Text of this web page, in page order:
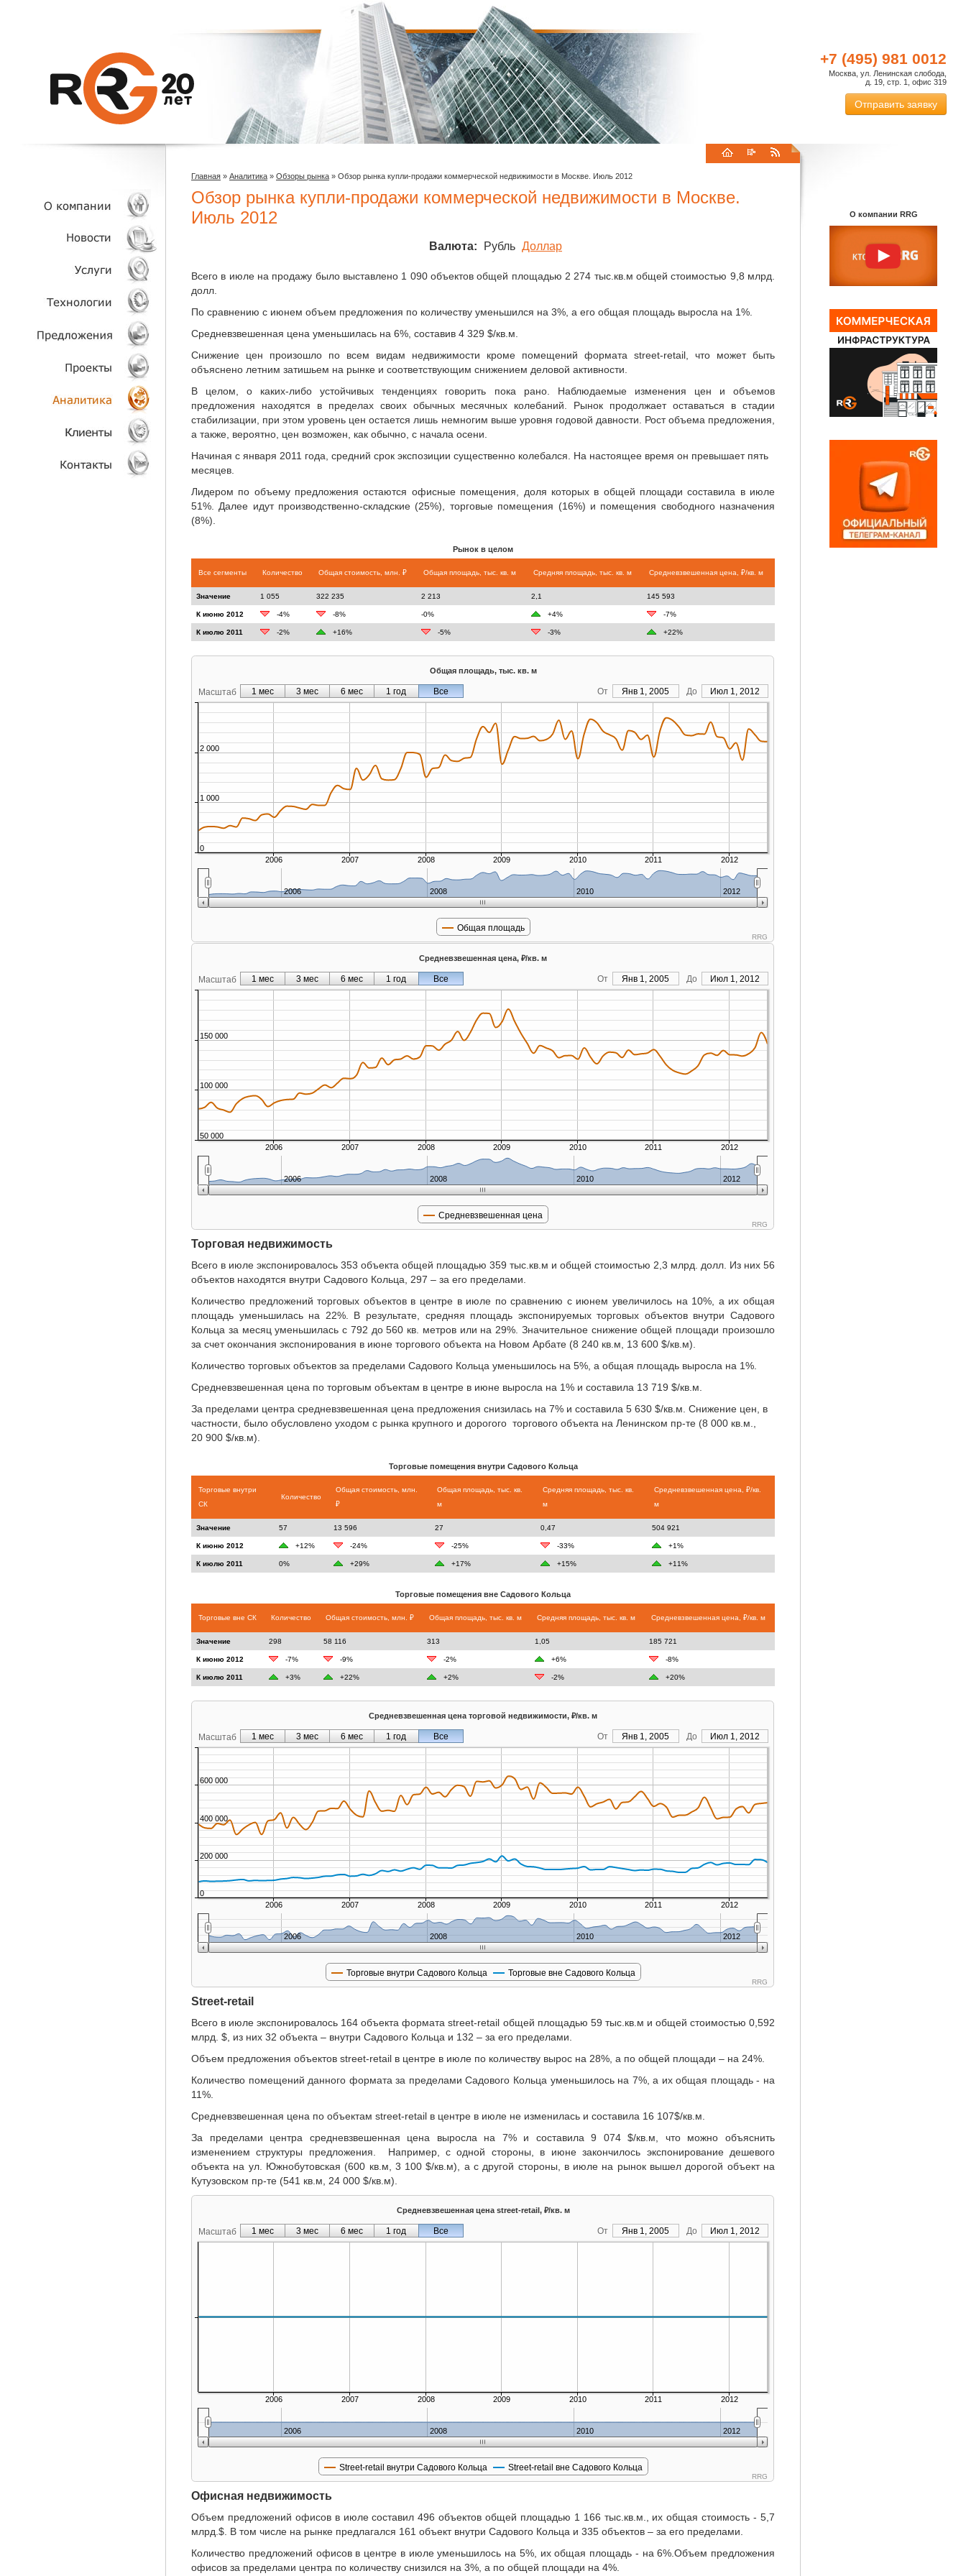
+7 (495) 981 0012
Москва, ул. Ленинская слобода,
д. 19, стр. 1, офис 319
Отправить заявку
О КОМПАНИИ
НОВОСТИ
УСЛУГИ
ТЕХНОЛОГИИ
ОБЪЕКТЫ
ПРОЕКТЫ
АНАЛИТИКА
КЛИЕНТЫ
Главная » Аналитика » Обзоры рынка » Обзор рынка купли-продажи коммерческой недвижимости в Москве. Июль 2012
Обзор рынка купли-продажи коммерческой недвижимости в Москве.
Июль 2012
Валюта: Рубль Доллар
Всего в июле на продажу было выставлено 1 090 объектов общей площадью 2 274 тыс.кв.м общей стоимостью 9,8 млрд.
долл.
По сравнению с июнем объем предложения по количеству уменьшился на 3%, а его общая площадь выросла на 1%.
Средневзвешенная цена уменьшилась на 6%, составив 4 329 $/кв.м.
Снижение цен произошло по всем видам недвижимости кроме помещений формата street-retail, что может быть
объяснено летним затишьем на рынке и соответствующим снижением деловой активности.
В целом, о каких-либо устойчивых тенденциях говорить пока рано. Наблюдаемые изменения цен и объемов
предложения находятся в пределах своих обычных месячных колебаний. Рынок продолжает оставаться в стадии
стабилизации, при этом уровень цен остается лишь немногим выше уровня годовой давности. Рост объема предложения,
а также, вероятно, цен возможен, как обычно, с начала осени.
Начиная с января 2011 года, средний срок экспозиции существенно колебался. На настоящее время он превышает пять
месяцев.
Лидером по объему предложения остаются офисные помещения, доля которых в общей площади составила в июле
51%. Далее идут производственно-складские (25%), торговые помещения (16%) и помещения свободного назначения
(8%).
Рынок в целом
Все сегменты Количество Общая стоимость, млн. ₽ Общая площадь, тыс. кв. м Средняя площадь, тыс. кв. м Средневзвешенная цена, ₽/кв. м
Значение 1 055 322 235 2 213 2,1 145 593
К июню 2012 -4% -8% -0% +4% -7%
К июлю 2011 -2% +16% -5% -3% +22%
Масштаб От Янв 1, 2005 До Июл 1, 2012
Общая площадь, тыс. кв. м
Общая площадь
2006 2007 2008 2009 2010 2011 2012
0
1 000
2 000
2006 2008 2010 2012
1 мес 3 мес 6 мес 1 год Все
RRG
Масштаб От Янв 1, 2005 До Июл 1, 2012
Средневзвешенная цена, ₽/кв. м
Средневзвешенная цена
2006 2007 2008 2009 2010 2011 2012
50 000
100 000
150 000
2006 2008 2010 2012
1 мес 3 мес 6 мес 1 год Все
RRG
Торговая недвижимость
Всего в июле экспонировалось 353 объекта общей площадью 359 тыс.кв.м и общей стоимостью 2,3 млрд. долл. Из них 56
объектов находятся внутри Садового Кольца, 297 – за его пределами.
Количество предложений торговых объектов в центре в июле по сравнению с июнем увеличилось на 10%, а их общая
площадь уменьшилась на 22%. В результате, средняя площадь экспонируемых торговых объектов внутри Садового
Кольца за месяц уменьшилась с 792 до 560 кв. метров или на 29%. Значительное снижение общей площади произошло
за счет окончания экспонирования в июне торгового объекта на Новом Арбате (8 240 кв.м, 13 600 $/кв.м).
Количество торговых объектов за пределами Садового Кольца уменьшилось на 5%, а общая площадь выросла на 1%.
Средневзвешенная цена по торговым объектам в центре в июне выросла на 1% и составила 13 719 $/кв.м.
За пределами центра средневзвешенная цена предложения снизилась на 7% и составила 5 630 $/кв.м. Снижение цен, в
частности, было обусловлено уходом с рынка крупного и дорогого торгового объекта на Ленинском пр-те (8 000 кв.м.,
20 900 $/кв.м).
Торговые помещения внутри Садового Кольца
Торговые внутри
СК
Количество
Общая стоимость, млн.
₽
Общая площадь, тыс. кв.
м
Средняя площадь, тыс. кв.
м
Средневзвешенная цена, ₽/кв.
м
Значение 57 13 596 27 0,47 504 921
К июню 2012 +12% -24% -25% -33% +1%
К июлю 2011 0% +29% +17% +15% +11%
Торговые помещения вне Садового Кольца
Торговые вне СК Количество Общая стоимость, млн. ₽ Общая площадь, тыс. кв. м Средняя площадь, тыс. кв. м Средневзвешенная цена, ₽/кв. м
Значение 298 58 116 313 1,05 185 721
К июню 2012 -7% -9% -2% +6% -8%
К июлю 2011 +3% +22% +2% -2% +20%
Масштаб От Янв 1, 2005 До Июл 1, 2012
Средневзвешенная цена торговой недвижимости, ₽/кв. м
Торговые внутри Садового Кольца Торговые вне Садового Кольца
2006 2007 2008 2009 2010 2011 2012
0
200 000
400 000
600 000
2006 2008 2010 2012
1 мес 3 мес 6 мес 1 год Все
RRG
Street-retail
Всего в июле экспонировалось 164 объекта формата street-retail общей площадью 59 тыс.кв.м и общей стоимостью 0,592
млрд. $, из них 32 объекта – внутри Садового Кольца и 132 – за его пределами.
Объем предложения объектов street-retail в центре в июле по количеству вырос на 28%, а по общей площади – на 24%.
Количество помещений данного формата за пределами Садового Кольца уменьшилось на 7%, а их общая площадь - на
11%.
Средневзвешенная цена по объектам street-retail в центре в июле не изменилась и составила 16 107$/кв.м.
За пределами центра средневзвешенная цена выросла на 7% и составила 9 074 $/кв.м, что можно объяснить
изменением структуры предложения. Например, с одной стороны, в июне закончилось экспонирование дешевого
объекта на ул. Южнобутовская (600 кв.м, 3 100 $/кв.м), а с другой стороны, в июле на рынок вышел дорогой объект на
Кутузовском пр-те (541 кв.м, 24 000 $/кв.м).
Масштаб От Янв 1, 2005 До Июл 1, 2012
Средневзвешенная цена street-retail, ₽/кв. м
Street-retail внутри Садового Кольца Street-retail вне Садового Кольца
2006 2007 2008 2009 2010 2011 2012
2006 2008 2010 2012
1 мес 3 мес 6 мес 1 год Все
RRG
Офисная недвижимость
Объем предложений офисов в июле составил 496 объектов общей площадью 1 166 тыс.кв.м., их общая стоимость - 5,7
млрд.$. В том числе на рынке предлагался 161 объект внутри Садового Кольца и 335 объектов – за его пределами.
Количество предложений офисов в центре в июле уменьшилось на 5%, их общая площадь - на 6%.Объем предложения
офисов за пределами центра по количеству снизился на 3%, а по общей площади на 4%.
О компании RRG